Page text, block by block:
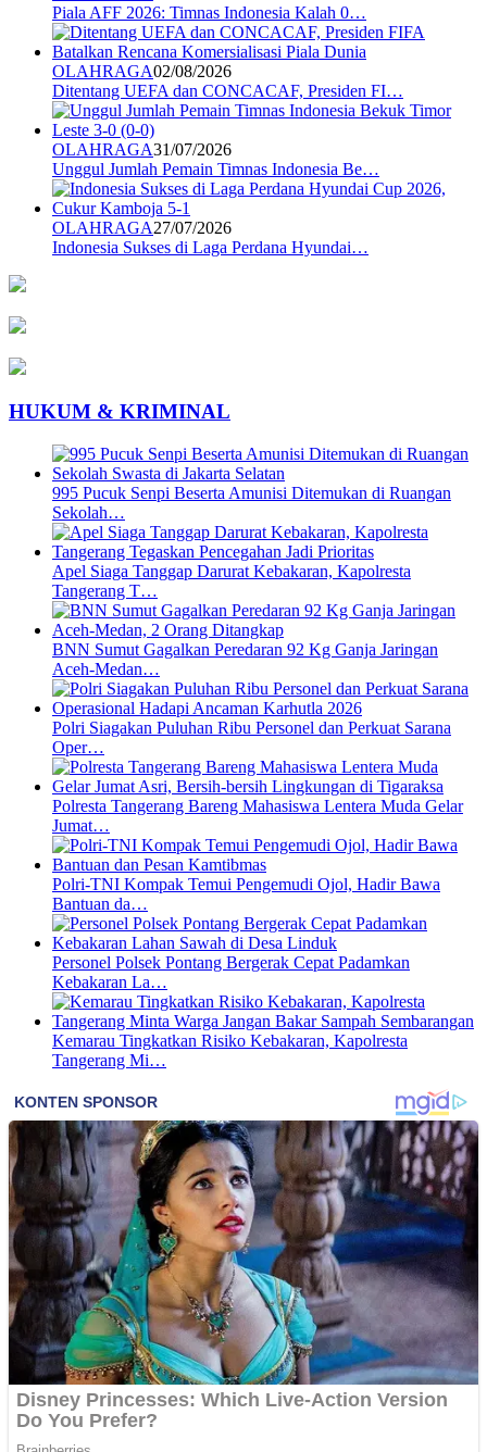
Piala AFF 2026: Timnas Indonesia Kalah 0…
OLAHRAGA02/08/2026
Ditentang UEFA dan CONCACAF, Presiden FI…
OLAHRAGA31/07/2026
Unggul Jumlah Pemain Timnas Indonesia Be…
OLAHRAGA27/07/2026
Indonesia Sukses di Laga Perdana Hyundai…
HUKUM & KRIMINAL
995 Pucuk Senpi Beserta Amunisi Ditemukan di Ruangan
Sekolah…
Apel Siaga Tanggap Darurat Kebakaran, Kapolresta
Tangerang T…
BNN Sumut Gagalkan Peredaran 92 Kg Ganja Jaringan
Aceh-Medan…
Polri Siagakan Puluhan Ribu Personel dan Perkuat Sarana
Oper…
Polresta Tangerang Bareng Mahasiswa Lentera Muda Gelar
Jumat…
Polri-TNI Kompak Temui Pengemudi Ojol, Hadir Bawa
Bantuan da…
Personel Polsek Pontang Bergerak Cepat Padamkan
Kebakaran La…
Kemarau Tingkatkan Risiko Kebakaran, Kapolresta
Tangerang Mi…